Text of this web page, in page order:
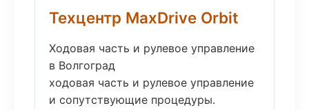
Техцентр MaxDrive Orbit
Ходовая часть и рулевое управление
в Волгоград
ходовая часть и рулевое управление
и сопутствующие процедуры.